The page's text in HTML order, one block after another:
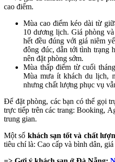
cao điểm.
Mùa cao điểm kéo dài từ
10 dương lịch. Giá phòng
hết đều đúng với giá niêm
đông đúc, dẫn tới tình trạng
nên đặt phòng sớm.
Mùa thấp điểm từ cuối
Mùa mưa ít khách du lịch,
nhưng chất lượng phục vụ
Để đặt phòng, các bạn có thể gọi
trực tiếp trên các trang: Booking,
trung gian.
Một số khách sạn tốt và chất
tiêu chí là: Cao cấp và bình dân,